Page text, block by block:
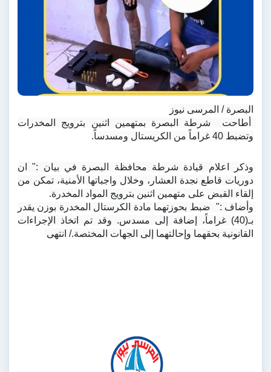
البصرة / المرسى نيوز
وتضبط 40 غراماً من الكريستال ومسدساً.
إلقاء القبض على متهمين اثنين بترويج المواد المخدرة.
القانونية بحقهما وإحالتهما إلى الجهات المختصة./ انتهى